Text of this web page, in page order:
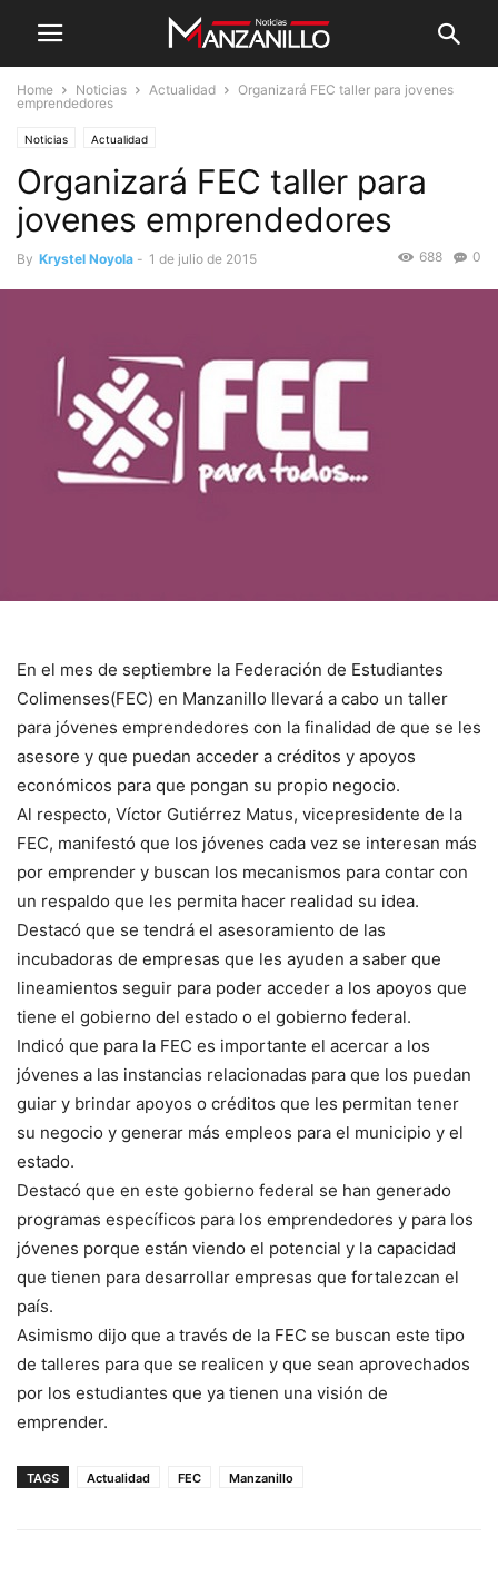
Home Noticias Actualidad
Organizará FEC taller para jovenes
emprendedores
Noticias Actualidad
Organizará FEC taller para
jovenes emprendedores
By Krystel Noyola - 1 de julio de 2015 0
688
En el mes de septiembre la Federación de Estudiantes
Colimenses(FEC) en Manzanillo llevará a cabo un taller
para jóvenes emprendedores con la finalidad de que se les
asesore y que puedan acceder a créditos y apoyos
económicos para que pongan su propio negocio.
Al respecto, Víctor Gutiérrez Matus, vicepresidente de la
FEC, manifestó que los jóvenes cada vez se interesan más
por emprender y buscan los mecanismos para contar con
un respaldo que les permita hacer realidad su idea.
Destacó que se tendrá el asesoramiento de las
incubadoras de empresas que les ayuden a saber que
lineamientos seguir para poder acceder a los apoyos que
tiene el gobierno del estado o el gobierno federal.
Indicó que para la FEC es importante el acercar a los
jóvenes a las instancias relacionadas para que los puedan
guiar y brindar apoyos o créditos que les permitan tener
su negocio y generar más empleos para el municipio y el
estado.
Destacó que en este gobierno federal se han generado
programas específicos para los emprendedores y para los
jóvenes porque están viendo el potencial y la capacidad
que tienen para desarrollar empresas que fortalezcan el
país.
Asimismo dijo que a través de la FEC se buscan este tipo
de talleres para que se realicen y que sean aprovechados
por los estudiantes que ya tienen una visión de
emprender.
TAGS Actualidad FEC Manzanillo